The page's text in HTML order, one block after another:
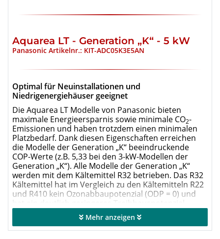
Aquarea LT - Generation „K“ - 5 kW
Panasonic Artikelnr.: KIT-ADC05K3E5AN
Optimal für Neuinstallationen und
Niedrigenergiehäuser geeignet
Die Aquarea LT Modelle von Panasonic bieten
maximale Energieersparnis sowie minimale CO2-
Emissionen und haben trotzdem einen minimalen
Platzbedarf. Dank diesen Eigenschaften erreichen
die Modelle der Generation „K“ beeindruckende
COP-Werte (z.B. 5,33 bei den 3-kW-Modellen der
Generation „K“). Alle Modelle der Generation „K“
werden mit dem Kältemittel R32 betrieben. Das R32
Kältemittel hat im Vergleich zu den Kältemitteln R22
und R410 kein Ozonabbaupotenzial (ODP = 0) und
hat ein deutlich geringeres Treibhauspotenzial
(GWP-Wert).
Splitsystem mit Kombi-Hydromodul
Mehr anzeigen